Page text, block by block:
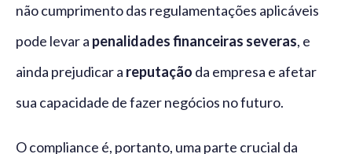
não cumprimento das regulamentações aplicáveis
pode levar a penalidades financeiras severas, e
ainda prejudicar a reputação da empresa e afetar
sua capacidade de fazer negócios no futuro.
O compliance é, portanto, uma parte crucial da